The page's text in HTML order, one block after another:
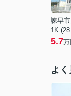
諫早
1K
5.7万
よ